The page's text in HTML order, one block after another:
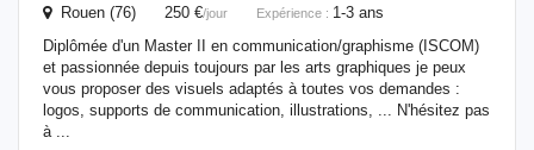
Rouen (76) 250 €/jour Expérience : 1-3 ans
Diplômée d'un Master II en communication/graphisme (ISCOM)
et passionnée depuis toujours par les arts graphiques je peux
vous proposer des visuels adaptés à toutes vos demandes :
logos, supports de communication, illustrations, ... N'hésitez pas
à ...